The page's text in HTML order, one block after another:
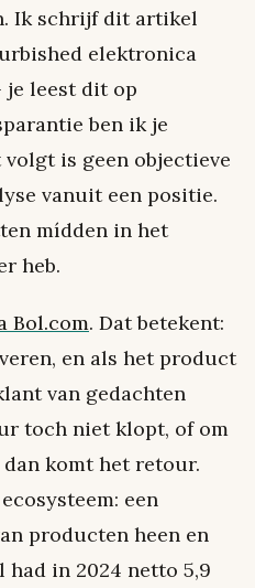
Ik schrijf dit artikel
elektronica
je leest dit op
ben ik je
is geen objectieve
vanuit een positie.
mídden in het
heb.
Bol.com. Dat betekent:
en als het product
van gedachten
toch niet klopt, of om
komt het retour.
een
producten heen en
had in 2024 netto 5,9